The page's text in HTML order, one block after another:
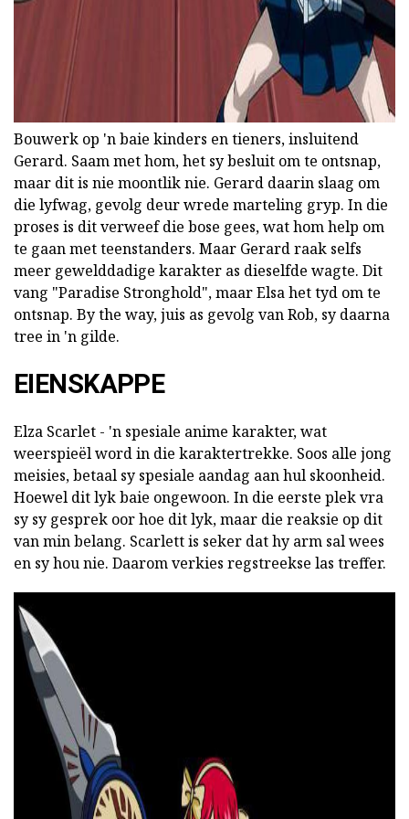
Bouwerk op 'n baie kinders en tieners, insluitend
Gerard. Saam met hom, het sy besluit om te ontsnap,
maar dit is nie moontlik nie. Gerard daarin slaag om
die lyfwag, gevolg deur wrede marteling gryp. In die
proses is dit verweef die bose gees, wat hom help om
te gaan met teenstanders. Maar Gerard raak selfs
meer gewelddadige karakter as dieselfde wagte. Dit
vang "Paradise Stronghold", maar Elsa het tyd om te
ontsnap. By the way, juis as gevolg van Rob, sy daarna
tree in 'n gilde.
EIENSKAPPE
Elza Scarlet - 'n spesiale anime karakter, wat
weerspieël word in die karaktertrekke. Soos alle jong
meisies, betaal sy spesiale aandag aan hul skoonheid.
Hoewel dit lyk baie ongewoon. In die eerste plek vra
sy sy gesprek oor hoe dit lyk, maar die reaksie op dit
van min belang. Scarlett is seker dat hy arm sal wees
en sy hou nie. Daarom verkies regstreekse las treffer.